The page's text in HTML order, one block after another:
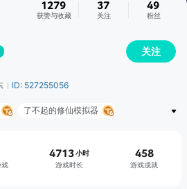
1279
获赞与收藏
37
关注
49
粉丝
关注
ID: 527255056
了不起的修仙模拟器
不朽 逐鹿
戏
4713小时
游戏时长
458
游戏成就